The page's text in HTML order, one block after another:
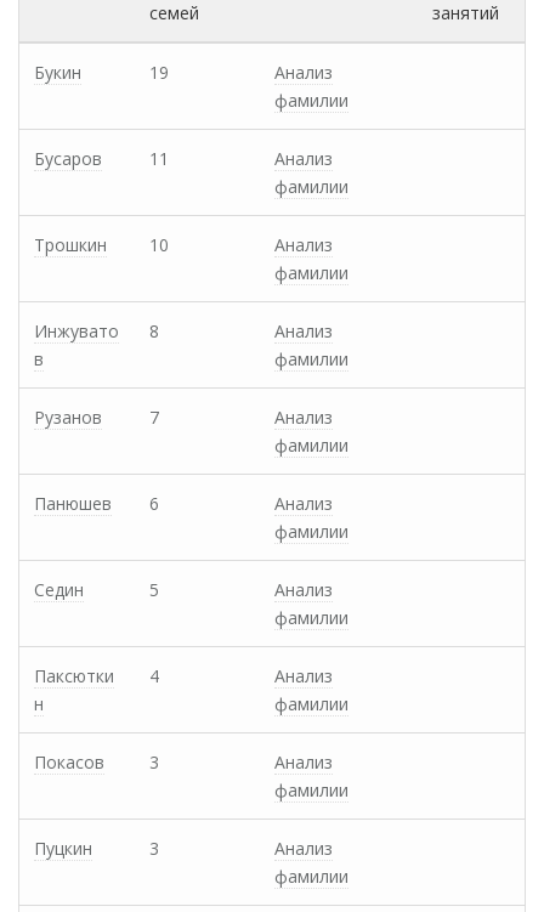
семей
занятий
Букин 19
Анализ
фамилии
Бусаров 11
Анализ
фамилии
Трошкин 10
Анализ
фамилии
Инжувато
в
8
Анализ
фамилии
Рузанов 7
Анализ
фамилии
Панюшев 6
Анализ
фамилии
Седин 5
Анализ
фамилии
Паксютки
н
4
Анализ
фамилии
Покасов 3
Анализ
фамилии
Пуцкин 3
Анализ
фамилии